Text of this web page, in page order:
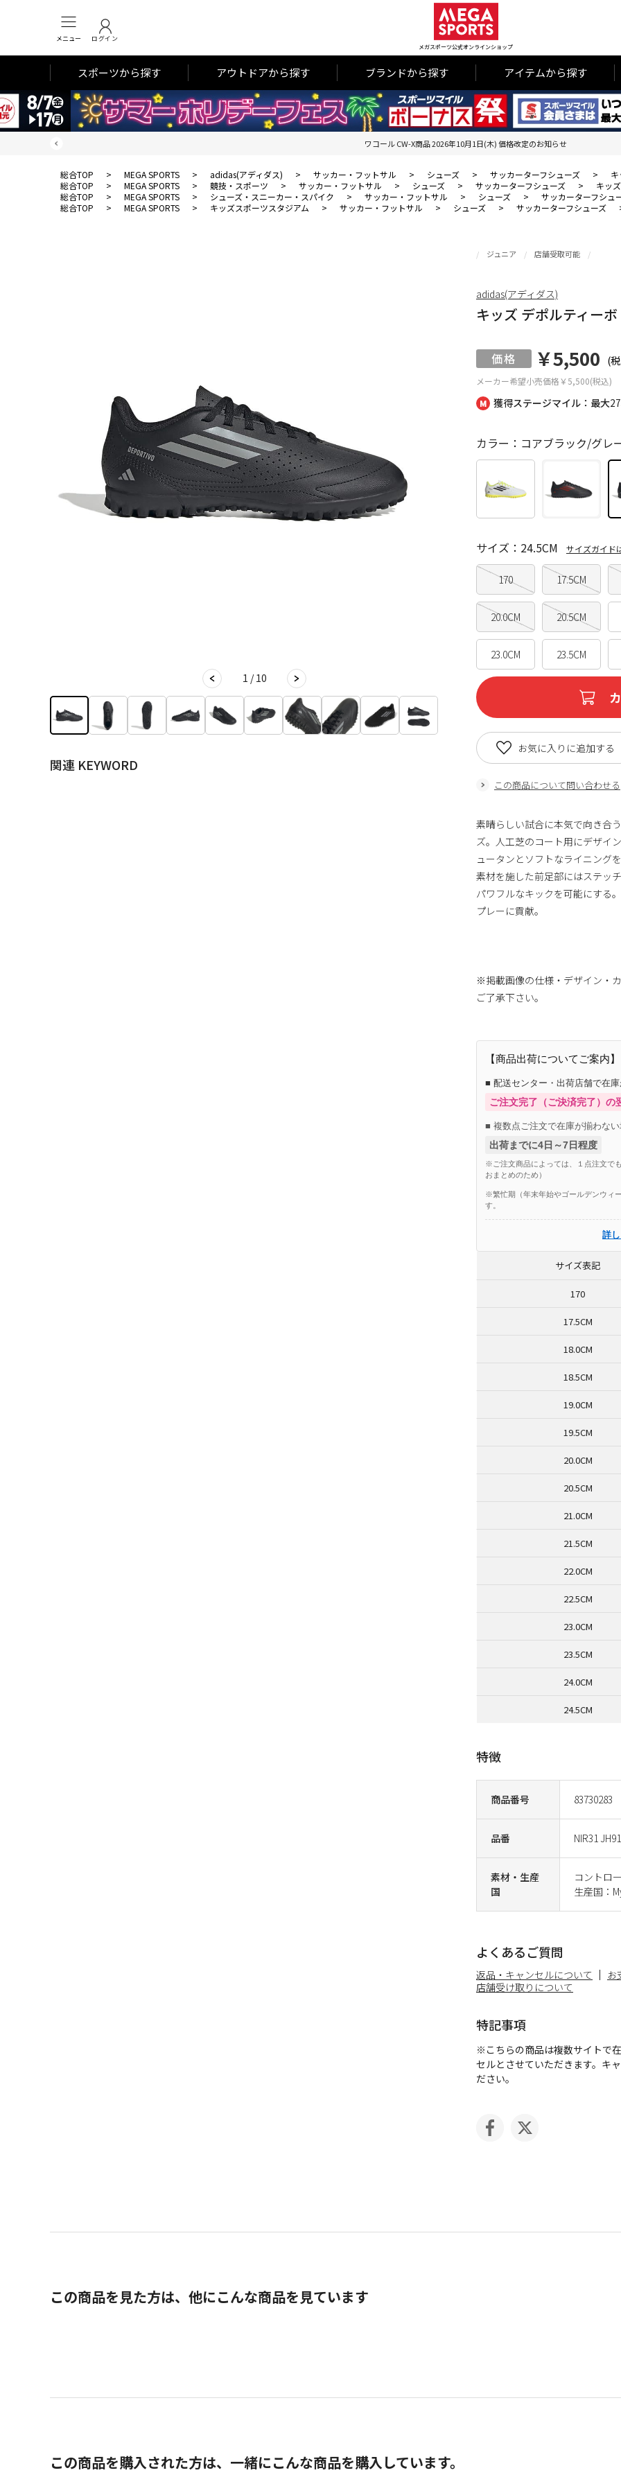
メニュー ログイン
メガスポーツ公式オンラインショップ
スポーツから探す アウトドアから探す ブランドから探す アイテムから探す
ワコール CW-X商品 2026年10月1日(木) 価格改定のお知らせ
総合TOP > MEGA SPORTS > adidas(アディダス) > サッカー・フットサル > シューズ > サッカーターフシューズ >
総合TOP
> MEGA SPORTS > 競技・スポーツ > サッカー・フットサル > シューズ > サッカーターフシューズ >
キッ
総合TOP
> MEGA SPORTS > シューズ・スニーカー・スパイク > サッカー・フットサル > シューズ > サッカーターフシュ
総合TOP
> MEGA SPORTS > キッズスポーツスタジアム > サッカー・フットサル > シューズ > サッカーターフシューズ
1 / 10
関連 KEYWORD
獲得ステージマイル：最大
ジュニア 店舗受取可能
キッズ デポルティー
メーカー希望小売価格￥5,500(税込)
￥5,500 (
商品番号 83730283
品番 NIR31
素材・生産
国
コントロ
生産国：
カラー：コアブラック/グレ
170 17.5CM
20.0CM 20.5CM
23.0CM 23.5CM
サイズ：24.5CM サイズガイド
この商品について問い合わせる
お気に入りに追加する
adidas(アディダス)
素晴らしい試合に本気で向き合
ズ。人工芝のコート用にデザイ
ュータンとソフトなライニング
素材を施した前足部にはステッ
パワフルなキックを可能にする
プレーに貢献。
※掲載画像の仕様・デザイン・
ご了承下さい。
【商品出荷についてご案内】
■ 配送センター・出荷店舗で在
ご注文完了（ご決済完了）の
■ 複数点ご注文で在庫が揃わない
出荷までに4日～7日程度
※ご注文商品によっては、１点注文で
おまとめのため）
※繁忙期（年末年始やゴールデンウィ
す。
詳
特徴
よくあるご質問
返品・キャンセルについて お
店舗受け取りについて
特記事項
※こちらの商品は複数サイトで
セルとさせていただきます。キ
ださい。
サイズ表記
170
17.5CM
18.0CM
18.5CM
19.0CM
19.5CM
20.0CM
20.5CM
21.0CM
21.5CM
22.0CM
22.5CM
23.0CM
23.5CM
24.0CM
24.5CM
この商品を見た方は、他にこんな商品を見ています
この商品を購入された方は、一緒にこんな商品を購入しています。